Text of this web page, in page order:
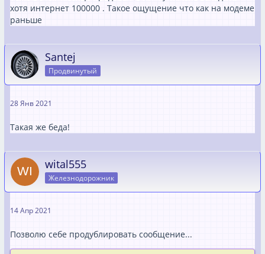
хотя интернет 100000 . Такое ощущение что как на модеме
раньше
Santej
Продвинутый
28 Янв 2021
Такая же беда!
wital555
Железнодорожник
14 Апр 2021
Позволю себе продублировать сообщение...